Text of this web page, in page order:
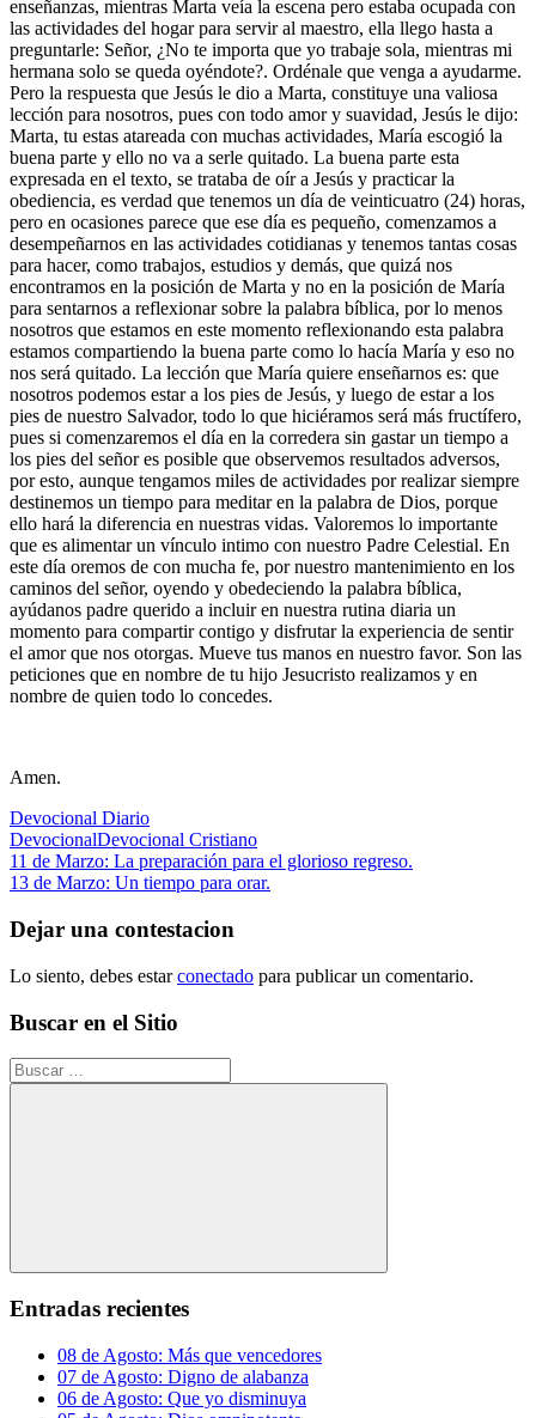
enseñanzas, mientras Marta veía la escena pero estaba ocupada con
las actividades del hogar para servir al maestro, ella llego hasta a
preguntarle: Señor, ¿No te importa que yo trabaje sola, mientras mi
hermana solo se queda oyéndote?. Ordénale que venga a ayudarme.
Pero la respuesta que Jesús le dio a Marta, constituye una valiosa
lección para nosotros, pues con todo amor y suavidad, Jesús le dijo:
Marta, tu estas atareada con muchas actividades, María escogió la
buena parte y ello no va a serle quitado. La buena parte esta
expresada en el texto, se trataba de oír a Jesús y practicar la
obediencia, es verdad que tenemos un día de veinticuatro (24) horas,
pero en ocasiones parece que ese día es pequeño, comenzamos a
desempeñarnos en las actividades cotidianas y tenemos tantas cosas
para hacer, como trabajos, estudios y demás, que quizá nos
encontramos en la posición de Marta y no en la posición de María
para sentarnos a reflexionar sobre la palabra bíblica, por lo menos
nosotros que estamos en este momento reflexionando esta palabra
estamos compartiendo la buena parte como lo hacía María y eso no
nos será quitado. La lección que María quiere enseñarnos es: que
nosotros podemos estar a los pies de Jesús, y luego de estar a los
pies de nuestro Salvador, todo lo que hiciéramos será más fructífero,
pues si comenzaremos el día en la corredera sin gastar un tiempo a
los pies del señor es posible que observemos resultados adversos,
por esto, aunque tengamos miles de actividades por realizar siempre
destinemos un tiempo para meditar en la palabra de Dios, porque
ello hará la diferencia en nuestras vidas. Valoremos lo importante
que es alimentar un vínculo intimo con nuestro Padre Celestial. En
este día oremos de con mucha fe, por nuestro mantenimiento en los
caminos del señor, oyendo y obedeciendo la palabra bíblica,
ayúdanos padre querido a incluir en nuestra rutina diaria un
momento para compartir contigo y disfrutar la experiencia de sentir
el amor que nos otorgas. Mueve tus manos en nuestro favor. Son las
peticiones que en nombre de tu hijo Jesucristo realizamos y en
nombre de quien todo lo concedes.
Amen.
Devocional Diario
DevocionalDevocional Cristiano
Navegación
de
entradas
Entrada
anterior:
11 de Marzo: La preparación para el glorioso regreso.
Siguiente
13 de Marzo: Un tiempo para orar.
Dejar una contestacion
Lo siento, debes estarconectado para publicar un comentario.
Buscar en el Sitio
Buscar:
Buscar
Entradas recientes
08 de Agosto: Más que vencedores
07 de Agosto: Digno de alabanza
06 de Agosto: Que yo disminuya